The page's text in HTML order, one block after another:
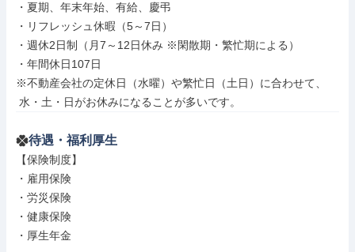
・夏期、年末年始、有給、慶弔
・リフレッシュ休暇（5～7日）
・週休2日制（月7～12日休み ※閑散期・繁忙期による）
・年間休日107日
※不動産会社の定休日（水曜）や繁忙日（土日）に合わせて、
水・土・日がお休みになることが多いです。
待遇・福利厚生
【保険制度】
・雇用保険
・労災保険
・健康保険
・厚生年金